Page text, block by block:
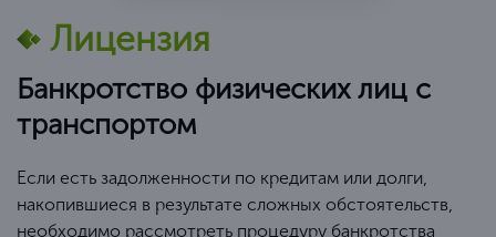
Лицензия
Банкротство физических лиц с
транспортом
Если есть задолженности по кредитам или долги,
накопившиеся в результате сложных обстоятельств,
необходимо рассмотреть процедуру банкротства